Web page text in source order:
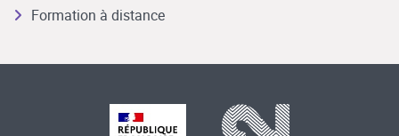
Formation à distance